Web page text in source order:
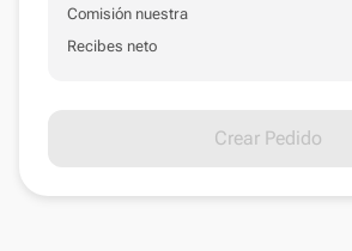
Comisión nuestra
Recibes neto
Crear Pedido